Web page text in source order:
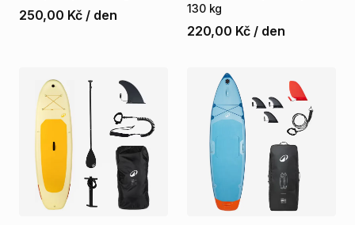
250,00 Kč / den
130 kg
220,00 Kč / den